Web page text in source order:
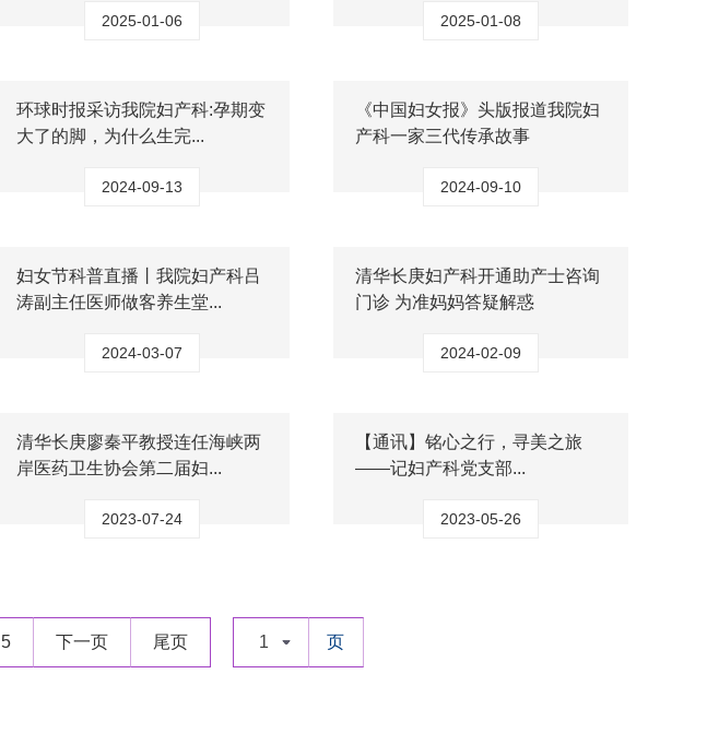
2025-01-06 2025-01-08
环球时报采访我院妇产科:孕期变
大了的脚，为什么生完...
2024-09-13
《中国妇女报》头版报道我院妇
产科一家三代传承故事
2024-09-10
妇女节科普直播丨我院妇产科吕
涛副主任医师做客养生堂...
2024-03-07
清华长庚妇产科开通助产士咨询
门诊 为准妈妈答疑解惑
2024-02-09
清华长庚廖秦平教授连任海峡两
岸医药卫生协会第二届妇...
2023-07-24
【通讯】铭心之行，寻美之旅
——记妇产科党支部...
2023-05-26
5 下一页 尾页 1 页